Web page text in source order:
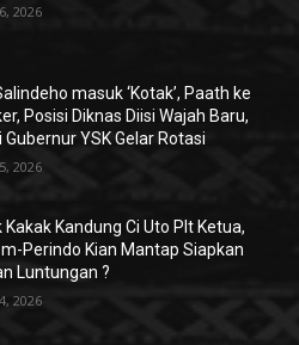
2026
masuk ‘Kotak’, Paath ke
Posisi Diknas Diisi Wajah Baru,
Gubernur YSK Gelar Rotasi
2026
Kakak Kandung Ci Uto Plt Ketua,
Perindo Kian Mantap Siapkan
Luntungan ?
2026